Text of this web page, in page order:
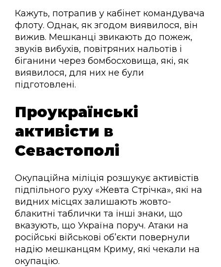
Кажуть, потрапив у кабінет командувача
флоту. Однак, як згодом виявилося, він
вижив. Мешканці звикають до пожеж,
звуків вибухів, повітряних нальотів і
біганини через бомбосховища, які, як
виявилося, для них не були
підготовлені.
Проукраїнські
активісти в
Севастополі
Окупаційна міліція розшукує активістів
підпільного руху «Жевта Стрічка», які на
видних місцях залишають жовто-
блакитні таблички та інші знаки, що
вказують, що Україна поруч. Атаки на
російські військові об’єкти повернули
надію мешканцям Криму, які чекали на
окупацію.